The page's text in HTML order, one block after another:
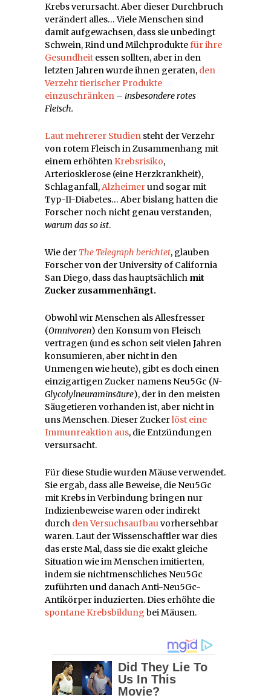
Krebs verursacht. Aber dieser Durchbruch
verändert alles… Viele Menschen sind
damit aufgewachsen, dass sie unbedingt
Schwein, Rind und Milchproduktefür ihre
Gesundheit essen sollten, aber in den
letzten Jahren wurde ihnen geraten, den
Verzehr tierischer Produkte
einzuschränken – insbesondere rotes
Fleisch.
Laut mehrerer Studien steht der Verzehr
von rotem Fleisch in Zusammenhang mit
einem erhöhten Krebsrisiko,
Arteriosklerose (eine Herzkrankheit),
Schlaganfall,Alzheimerund sogar mit
Typ-II-Diabetes… Aber bislang hatten die
Forscher noch nicht genau verstanden,
warum das so ist.
Wie der The Telegraph berichtet, glauben
Forscher von der University of California
San Diego, dass das hauptsächlich mit
Zucker zusammenhängt.
Obwohl wir Menschen als Allesfresser
(Omnivoren) den Konsum von Fleisch
vertragen (und es schon seit vielen Jahren
konsumieren, aber nicht in den
Unmengen wie heute), gibt es doch einen
einzigartigen Zucker namens Neu5Gc (N-
Glycolylneuraminsäure), der in den meisten
Säugetieren vorhanden ist, aber nicht in
uns Menschen. Dieser Zuckerlöst eine
Immunreaktion aus, die Entzündungen
versursacht.
Für diese Studie wurden Mäuse verwendet.
Sie ergab, dass alle Beweise, die Neu5Gc
mit Krebs in Verbindung bringen nur
Indizienbeweise waren oder indirekt
durch den Versuchsaufbauvorhersehbar
waren. Laut der Wissenschaftler war dies
das erste Mal, dass sie die exakt gleiche
Situation wie im Menschen imitierten,
indem sie nichtmenschliches Neu5Gc
zuführten und danach Anti-Neu5Gc-
Antikörper induzierten. Dies erhöhte die
spontane Krebsbildung bei Mäusen.